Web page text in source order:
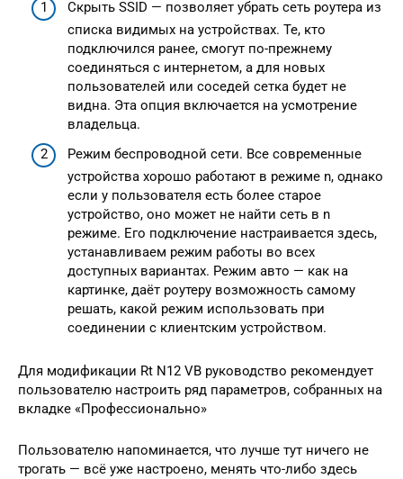
Скрыть SSID — позволяет убрать сеть роутера из
списка видимых на устройствах. Те, кто
подключился ранее, смогут по-прежнему
соединяться с интернетом, а для новых
пользователей или соседей сетка будет не
видна. Эта опция включается на усмотрение
владельца.
Режим беспроводной сети. Все современные
устройства хорошо работают в режиме n, однако
если у пользователя есть более старое
устройство, оно может не найти сеть в n
режиме. Его подключение настраивается здесь,
устанавливаем режим работы во всех
доступных вариантах. Режим авто — как на
картинке, даёт роутеру возможность самому
решать, какой режим использовать при
соединении с клиентским устройством.
Для модификации Rt N12 VB руководство рекомендует
пользователю настроить ряд параметров, собранных на
вкладке «Профессионально»
Пользователю напоминается, что лучше тут ничего не
трогать — всё уже настроено, менять что-либо здесь